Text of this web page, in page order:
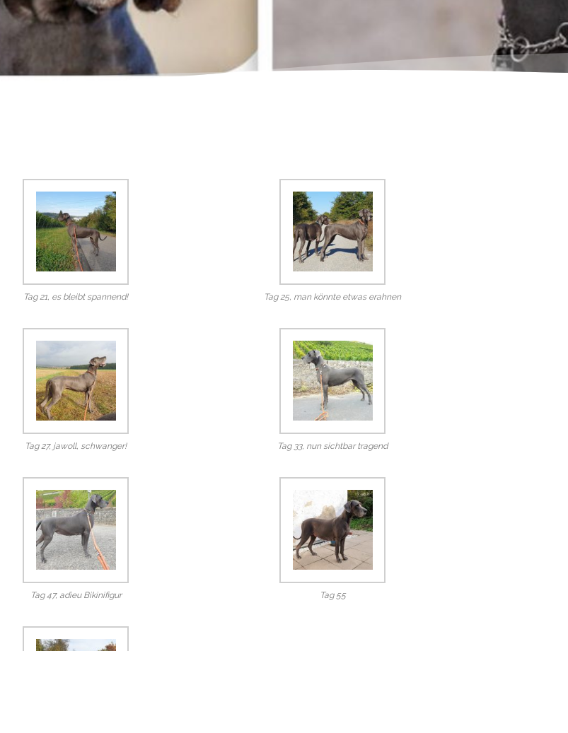
Tag 21, es bleibt spannend! Tag 25, man könnte etwas erahnen
Tag 27, jawoll, schwanger! Tag 33, nun sichtbar tragend
Tag 47, adieu Bikinifigur Tag 55